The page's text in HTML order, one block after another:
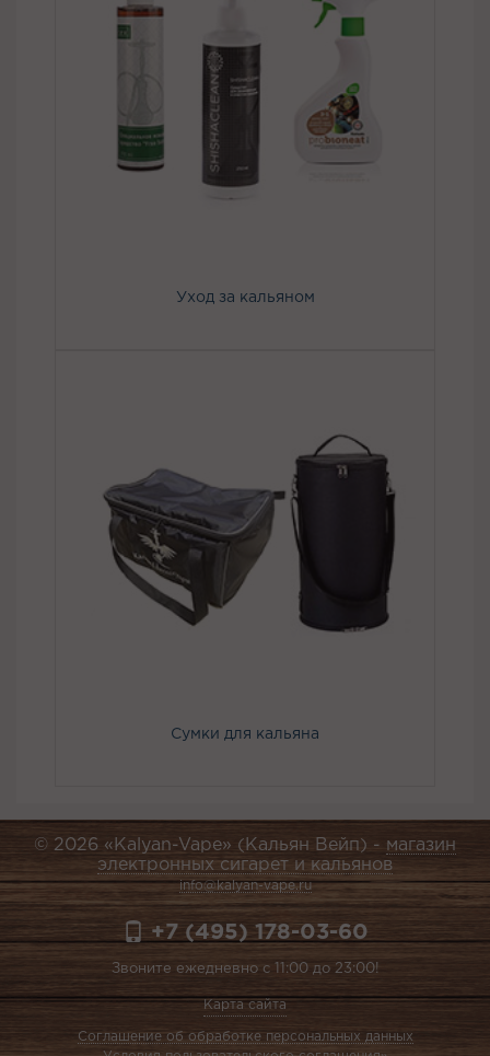
Уход за кальяном
Сумки для кальяна
© 2026 «Kalyan-Vape» (Кальян Вейп) - магазин
электронных сигарет и кальянов
info@kalyan-vape.ru
+7 (495) 178-03-60
Звоните ежедневно с 11:00 до 23:00!
Карта сайта
Соглашение об обработке персональных данных